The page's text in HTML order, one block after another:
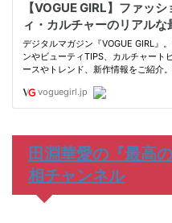
田淵華愛の『最高
相チャンネル